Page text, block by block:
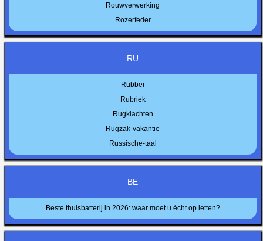
Rouwverwerking
Rozerfeder
RU
Rubber
Rubriek
Rugklachten
Rugzak-vakantie
Russische-taal
BE
Beste thuisbatterij in 2026: waar moet u écht op letten?